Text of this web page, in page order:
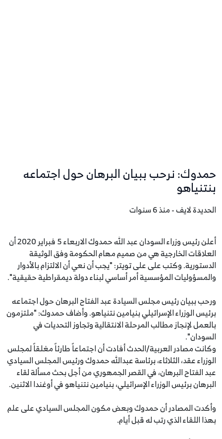
حمدوك: نرحب ببيان البرهان حول اجتماعه
بنتنياهو
الحديدة لايف - منذ 6 سنوات
أعلن رئيس وزراء السودان عبد الله حمدوك الاربعاء 5 فبراير 2020 أن
العلاقات الخارجية هي من صميم مهام الحكومة وفق الوثيقة
الدستورية. وكتب على على تويتر: "يجب أن نعي أن الالتزام بالأدوار
والمسؤوليات المؤسسية أمر أساسي لبناء دولة ديمقراطية حقيقية".
ورحب ببيان رئيس مجلس السيادة عبد الفتاح البرهان حول اجتماعه
برئيس الوزراء الإسرائيلي بنيامين نتنياهو. وأضاف حمدوك: "ملتزمون
بالعمل لإنجاز مطالب المرحلة الانتقالية وتجاوز التحديات في
السودان".
وكانت مصادر العربية/الحدث أفادت أن اجتماعاً طارئاً مغلقاً لمجلس
الوزراء عقد، الثلاثاء، برئاسة عبدالله حمدوك ورئيس المجلس السيادي
عبد الفتاح البرهان، في القصر الجمهوري من أجل بحث مسألة لقاء
البرهان برئيس الوزراء الإسرائيلي، بنيامين نتنياهو في أوغندا الاثنين.
وأكدت المصادر أن حمدوك وبعض مكون المجلس السيادي على علم
بهذا اللقاء الذي رتب له قبل أيام.